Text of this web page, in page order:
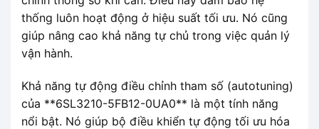
thống luôn hoạt động ở hiệu suất tối ưu. Nó cũng
giúp nâng cao khả năng tự chủ trong việc quản lý
vận hành.
Khả năng tự động điều chỉnh tham số (autotuning)
của **6SL3210-5FB12-0UA0** là một tính năng
nổi bật. Nó giúp bộ điều khiển tự động tối ưu hóa